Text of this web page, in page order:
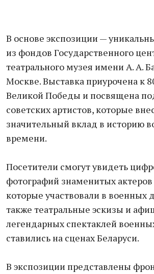
В основе экспозиции —
из фондов Государственного
театрального музея имени А. А.
Москве. Выставка приурочена к
Великой Победы и посвящена
советских артистов, которые
значительный вклад в историю
времени.
Посетители смогут увидеть
фотографий знаменитых
которые участвовали в военных
также театральные эскизы и
легендарных спектаклей
ставились на сценах Беларуси.
В экспозиции представлены